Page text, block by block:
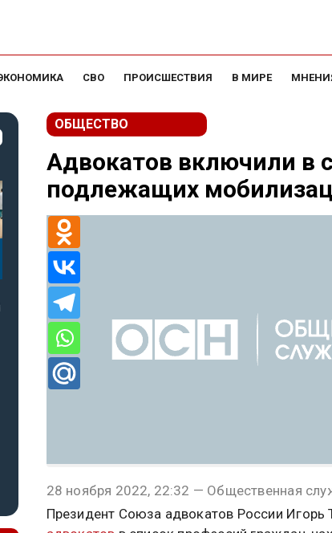
СВО ПРОИСШЕСТВИЯ В МИРЕ
ОБЩЕСТВО
Адвокатов включили в
подлежащих
28 ноября 2022, 22:32 — Общественная
Президент Союза адвокатов России Игорь